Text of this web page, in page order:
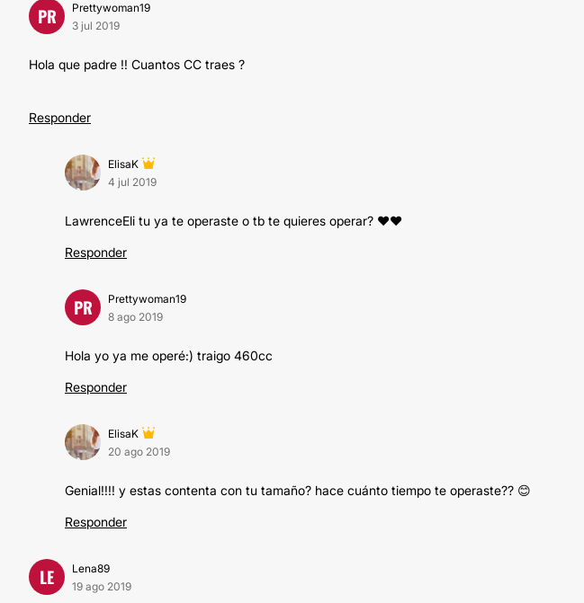
PR
Prettywoman19
3 jul 2019
Hola que padre !! Cuantos CC traes ?
Responder
ElisaK
4 jul 2019
LawrenceEli tu ya te operaste o tb te quieres operar? ❤❤
Responder
PR
Prettywoman19
8 ago 2019
Hola yo ya me operé:) traigo 460cc
Responder
ElisaK
20 ago 2019
Genial!!!! y estas contenta con tu tamaño? hace cuánto tiempo te operaste?? 😊
Responder
LE
Lena89
19 ago 2019